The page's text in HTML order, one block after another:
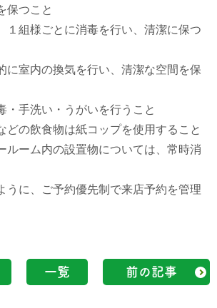
保つこと
１組様ごとに消毒を行い、清潔に保つ
に室内の換気を行い、清潔な空間を保
・手洗い・うがいを行うこと
どの飲食物は紙コップを使用すること
ルーム内の設置物については、常時消
うに、ご予約優先制で来店予約を管理
一覧 前の記事